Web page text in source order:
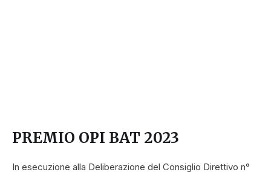
PREMIO OPI BAT 2023
In esecuzione alla Deliberazione del Consiglio Direttivo n°